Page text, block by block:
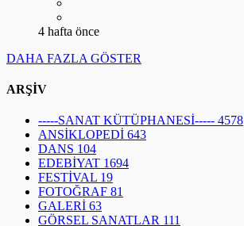
4 hafta önce
DAHA FAZLA GÖSTER
ARŞİV
-----SANAT KÜTÜPHANESİ----- 4578
ANSİKLOPEDİ 643
DANS 104
EDEBİYAT 1694
FESTİVAL 19
FOTOĞRAF 81
GALERİ 63
GÖRSEL SANATLAR 111